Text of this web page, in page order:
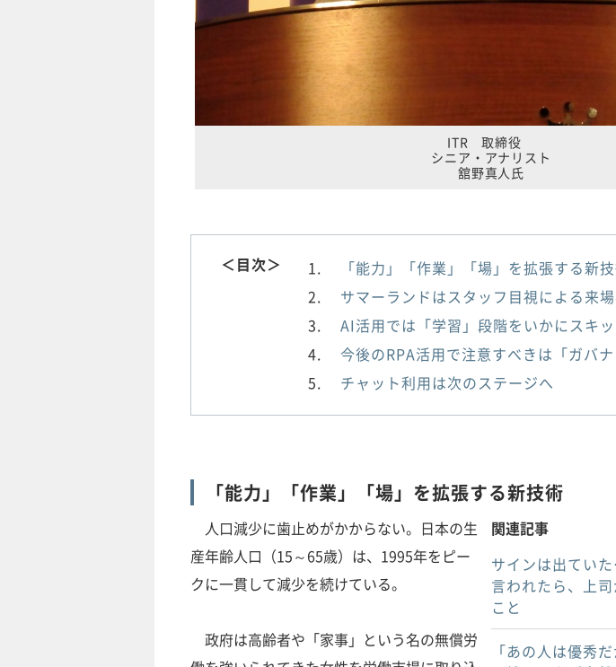
ITR 取締役
シニア・アナリスト
舘野真人氏
＜目次＞
「能力」「作業」「場」を拡張する新
サマーランドはスタッフ目視による来
AI活用では「学習」段階をいかにスキ
今後のRPA活用で注意すべきは「ガバナ
チャット利用は次のステージへ
「能力」「作業」「場」を拡張する新技術
関連記事
サインは出てい
言われたら、上
こと
「あの人は優秀
人口減少に歯止めがかからない。日本の生
産年齢人口（15～65歳）は、1995年をピー
クに一貫して減少を続けている。
政府は高齢者や「家事」という名の無償労